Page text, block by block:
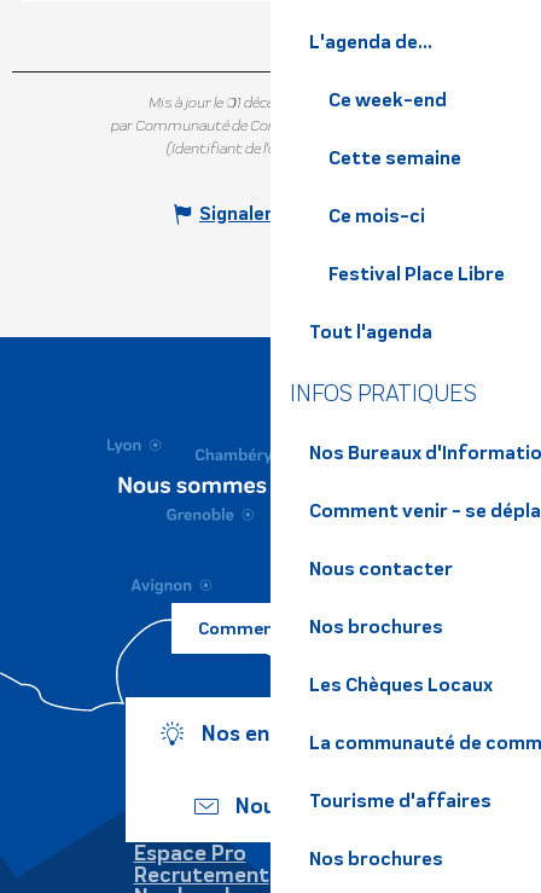
L'agenda de...
Ce week-end
Cette semaine
Ce mois-ci
Festival Place Libre
Tout l'agenda
INFOS PRATIQUES
Nos Bureaux
Comment venir - se
Nous contacter
Nos brochures
Les Chèques Locaux
La communauté de
Tourisme d'affaires
Nos brochures
Mis à jour le 01 décembre 2025 à 12:54
par Communauté de Communes Le Grésivaudan
(Identifiant de l'offre :
7419008
Signaler une erreur
Comment venir ?
Nos engagements
Nous écrire
Espace Pro
Recrutement